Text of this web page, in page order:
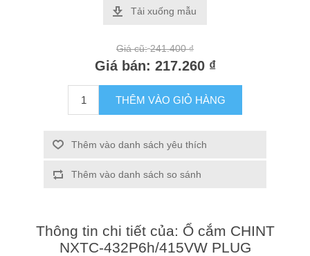
Tải xuống mẫu
Giá cũ: 241.400 ₫
Giá bán: 217.260 ₫
THÊM VÀO GIỎ HÀNG
Thêm vào danh sách yêu thích
Thêm vào danh sách so sánh
Thông tin chi tiết của: Ổ cắm CHINT
NXTC-432P6h/415VW PLUG